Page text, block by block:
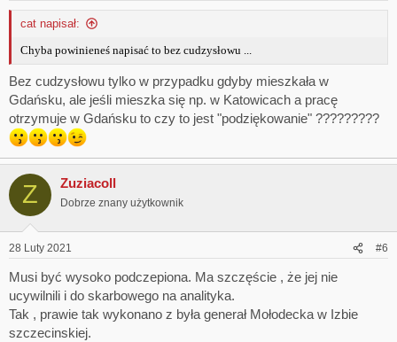
cat napisał:
Chyba powinieneś napisać to bez cudzysłowu ...
Bez cudzysłowu tylko w przypadku gdyby mieszkała w
Gdańsku, ale jeśli mieszka się np. w Katowicach a pracę
otrzymuje w Gdańsku to czy to jest "podziękowanie" ?????????
Z Zuziacoll
Dobrze znany użytkownik
28 Luty 2021 #6
Musi być wysoko podczepiona. Ma szczęście , że jej nie
ucywilnili i do skarbowego na analityka.
Tak , prawie tak wykonano z była generał Mołodecka w Izbie
szczecinskiej.